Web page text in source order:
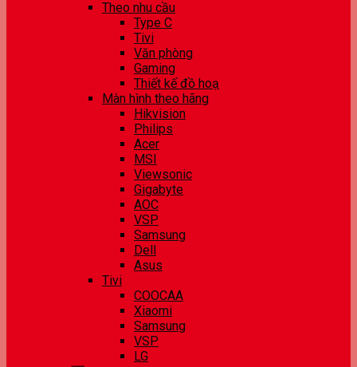
Theo nhu cầu
Type C
Tivi
Văn phòng
Gaming
Thiết kế đồ hoạ
Màn hình theo hãng
Hikvision
Philips
Acer
MSI
Viewsonic
Gigabyte
AOC
VSP
Samsung
Dell
Asus
Tivi
COOCAA
Xiaomi
Samsung
VSP
LG